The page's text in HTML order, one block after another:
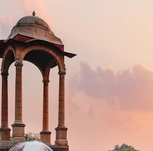
vídeos
A plataforma criativa para
seu melhor trabalho. Mais de 1
assinantes entre criativos,
agências e estúdios.
Português